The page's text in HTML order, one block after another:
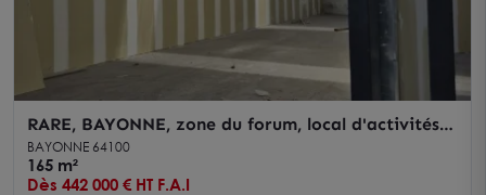
RARE, BAYONNE, zone du forum, local d'activités à
vendre
BAYONNE 64100
165 m²
Dès 442 000 € HT F.A.I